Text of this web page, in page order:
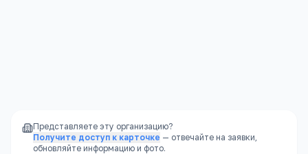
Представляете эту организацию?
Получите доступ к карточке — отвечайте на заявки,
обновляйте информацию и фото.